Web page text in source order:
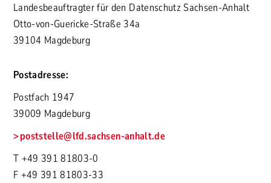
Landesbeauftragter für den Datenschutz Sachsen-Anhalt
Otto-von-Guericke-Straße 34a
39104 Magdeburg
Postadresse:
Postfach 1947
39009 Magdeburg
poststelle@lfd.sachsen-anhalt.de
T +49 391 81803-0
F +49 391 81803-33